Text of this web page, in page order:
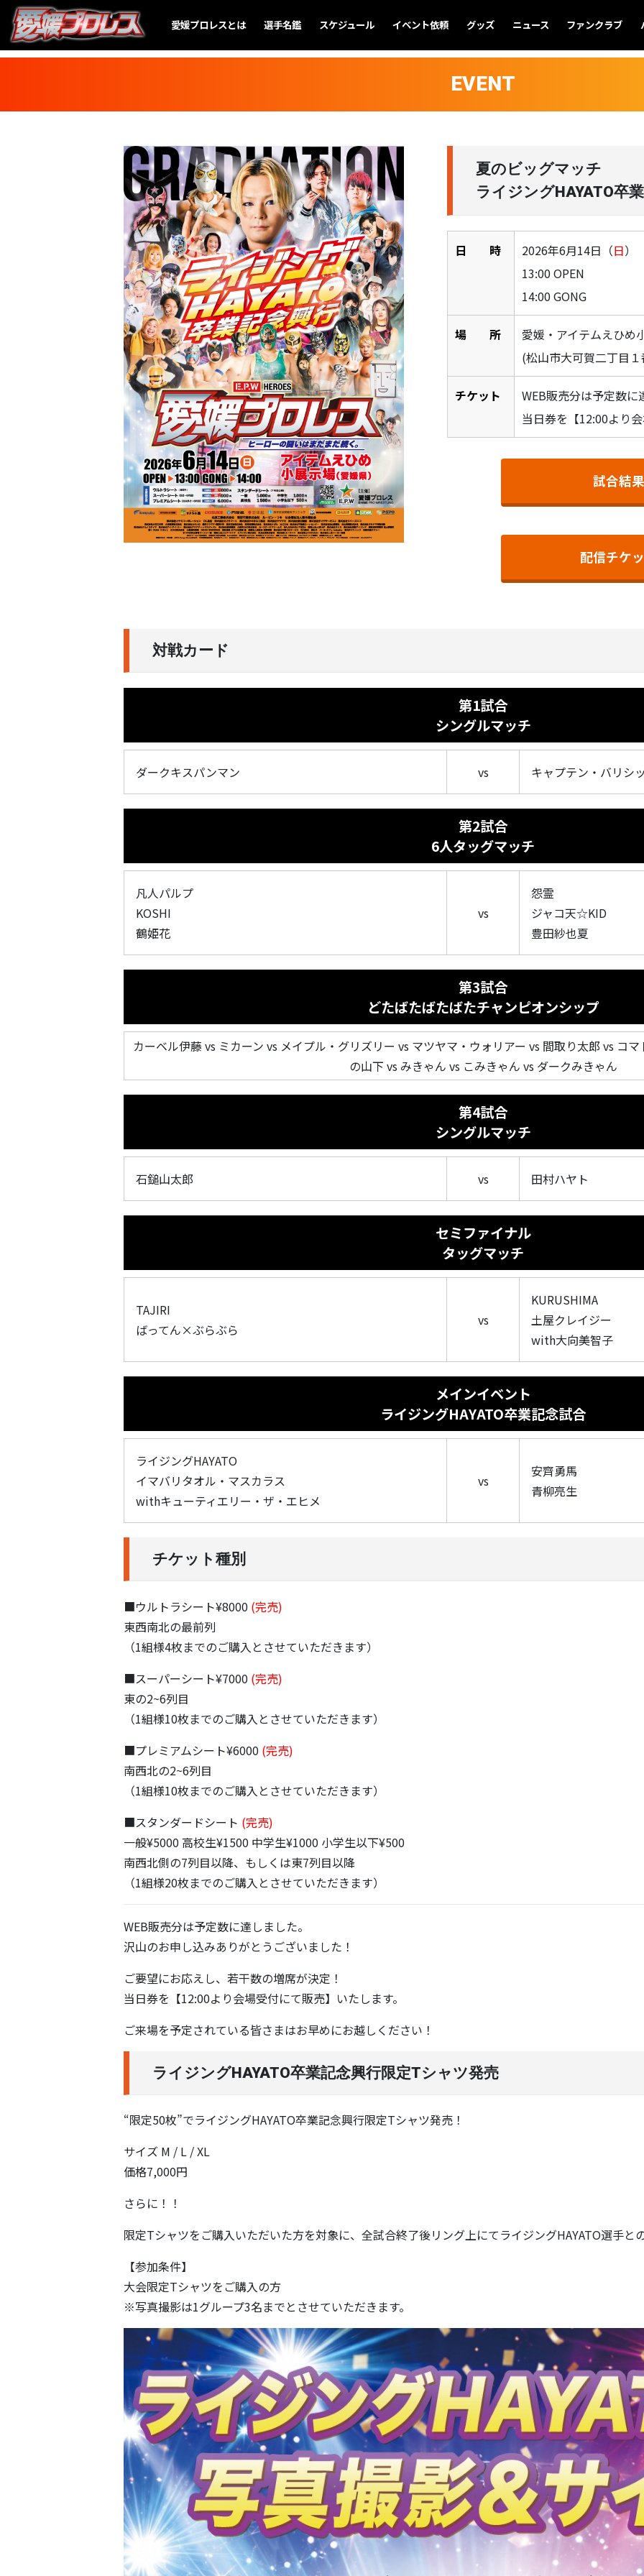
愛媛プロレスとは 選手名鑑 スケジュール イベント依頼 グッズ ニュース ファンクラブ
EVENT
夏のビッグマッチ
ライジングHAYATO卒
日 時 2026年6月14日（日）
13:00 OPEN
14:00 GONG
場 所
愛媛・アイテムえひめ
(松山市大可賀二丁目
チケット
WEB販売分は予定数に
当日券を【12:00より
試合結
配信チケ
対戦カード
第1試合
シングルマッチ
ダークキスパンマン vs キャプテン・バリシ
第2試合
6人タッグマッチ
凡人パルプ
KOSHI
鶴姫花
vs
怨霊
ジャコ天☆KID
豊田紗也夏
第3試合
どたばたばたばたチャンピオンシップ
カーベル伊藤 vs ミカーン vs メイプル・グリズリー vs マツヤマ・ウォリアー vs 間取り太郎 vs コ
の山下 vs みきゃん vs こみきゃん vs ダークみきゃん
第4試合
シングルマッチ
石鎚山太郎 vs 田村ハヤト
セミファイナル
タッグマッチ
TAJIRI
ばってん×ぶらぶら
vs
KURUSHIMA
土屋クレイジー
with大向美智子
メインイベント
ライジングHAYATO卒業記念試合
ライジングHAYATO
イマバリタオル・マスカラス
withキューティエリー・ザ・エヒメ
vs
安齊勇馬
青柳亮生
チケット種別
■ウルトラシート¥8000 (完売)
東西南北の最前列
（1組様4枚までのご購入とさせていただきます）
■スーパーシート¥7000 (完売)
東の2~6列目
（1組様10枚までのご購入とさせていただきます）
■プレミアムシート¥6000 (完売)
南西北の2~6列目
（1組様10枚までのご購入とさせていただきます）
■スタンダードシート (完売)
一般¥5000 高校生¥1500 中学生¥1000 小学生以下¥500
南西北側の7列目以降、もしくは東7列目以降
（1組様20枚までのご購入とさせていただきます）
WEB販売分は予定数に達しました。
沢山のお申し込みありがとうございました！
ご要望にお応えし、若干数の増席が決定！
当日券を【12:00より会場受付にて販売】いたします。
ご来場を予定されている皆さまはお早めにお越しください！
ライジングHAYATO卒業記念興行限定Tシャツ発売
“限定50枚”でライジングHAYATO卒業記念興行限定Tシャツ発売！
サイズ M / L / XL
価格7,000円
さらに！！
限定Tシャツをご購入いただいた方を対象に、全試合終了後リング上にてライジングHAYATO選手と
【参加条件】
大会限定Tシャツをご購入の方
※写真撮影は1グループ3名までとさせていただきます。